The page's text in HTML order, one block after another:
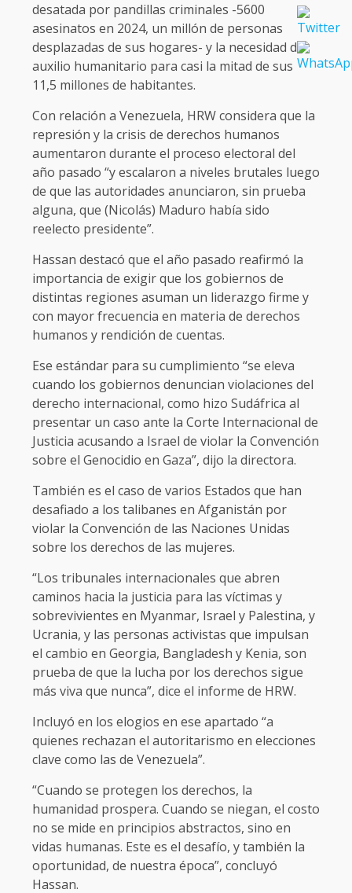
desatada por pandillas criminales -5600
asesinatos en 2024, un millón de personas
desplazadas de sus hogares- y la necesidad de
auxilio humanitario para casi la mitad de sus
11,5 millones de habitantes.
Con relación a Venezuela, HRW considera que la
represión y la crisis de derechos humanos
aumentaron durante el proceso electoral del
año pasado “y escalaron a niveles brutales luego
de que las autoridades anunciaron, sin prueba
alguna, que (Nicolás) Maduro había sido
reelecto presidente”.
Hassan destacó que el año pasado reafirmó la
importancia de exigir que los gobiernos de
distintas regiones asuman un liderazgo firme y
con mayor frecuencia en materia de derechos
humanos y rendición de cuentas.
Ese estándar para su cumplimiento “se eleva
cuando los gobiernos denuncian violaciones del
derecho internacional, como hizo Sudáfrica al
presentar un caso ante la Corte Internacional de
Justicia acusando a Israel de violar la Convención
sobre el Genocidio en Gaza”, dijo la directora.
También es el caso de varios Estados que han
desafiado a los talibanes en Afganistán por
violar la Convención de las Naciones Unidas
sobre los derechos de las mujeres.
“Los tribunales internacionales que abren
caminos hacia la justicia para las víctimas y
sobrevivientes en Myanmar, Israel y Palestina, y
Ucrania, y las personas activistas que impulsan
el cambio en Georgia, Bangladesh y Kenia, son
prueba de que la lucha por los derechos sigue
más viva que nunca”, dice el informe de HRW.
Incluyó en los elogios en ese apartado “a
quienes rechazan el autoritarismo en elecciones
clave como las de Venezuela”.
“Cuando se protegen los derechos, la
humanidad prospera. Cuando se niegan, el costo
no se mide en principios abstractos, sino en
vidas humanas. Este es el desafío, y también la
oportunidad, de nuestra época”, concluyó
Hassan.